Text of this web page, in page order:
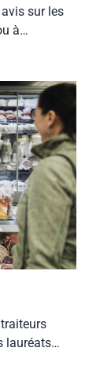
sur les
à